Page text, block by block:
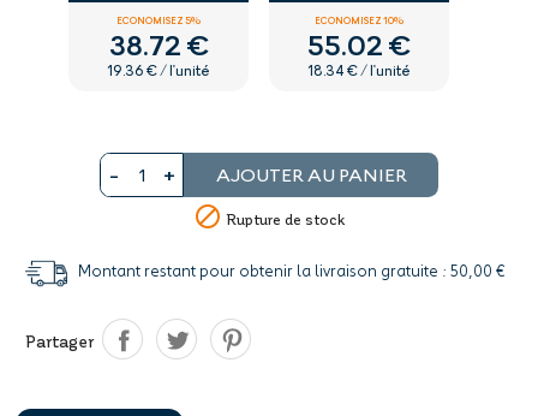
ECONOMISEZ 5%
38.72 €
19.36 € / l'unité
ECONOMISEZ 10%
55.02 €
18.34 € / l'unité
AJOUTER AU PANIER
 Rupture de stock
Montant restant pour obtenir la livraison gratuite : 50,00 €
Partager